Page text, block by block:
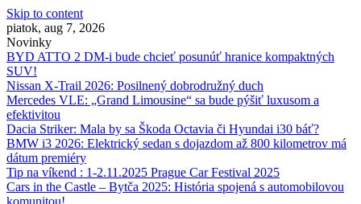
Skip to content
piatok, aug 7, 2026
Novinky
BYD ATTO 2 DM-i bude chcieť posunúť hranice kompaktných
SUV!
Nissan X‑Trail 2026: Posilnený dobrodružný duch
Mercedes VLE: „Grand Limousine“ sa bude pýšiť luxusom a
efektivitou
Dacia Striker: Mala by sa Škoda Octavia či Hyundai i30 báť?
BMW i3 2026: Elektrický sedan s dojazdom až 800 kilometrov má
dátum premiéry
Tip na víkend : 1-2.11.2025 Prague Car Festival 2025
Cars in the Castle – Bytča 2025: História spojená s automobilovou
komunitou!